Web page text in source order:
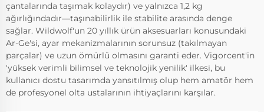
çantalarında taşımak kolaydır) ve yalnızca 1,2 kg
ağırlığındadır—taşınabilirlik ile stabilite arasında denge
sağlar. Wildwolf'un 20 yıllık ürün aksesuarları konusundaki
Ar-Ge'si, ayar mekanizmalarının sorunsuz (takılmayan
parçalar) ve uzun ömürlü olmasını garanti eder. Vigorcent'in
'yüksek verimli bilimsel ve teknolojik yenilik' ilkesi, bu
kullanıcı dostu tasarımda yansıtılmış olup hem amatör hem
de profesyonel olta ustalarının ihtiyaçlarını karşılar.